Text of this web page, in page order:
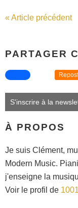
« Article précédent
PARTAGER
Repost
S'inscrire à la
À PROPOS
Je suis Clément,
Modern Music.
j'enseigne la
Voir le profil de